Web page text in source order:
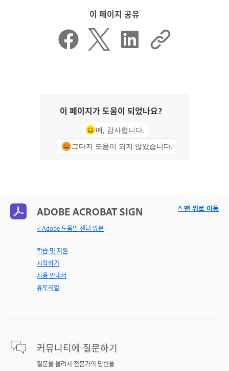
이 페이지 공유
이 페이지가 도움이 되었나요?
예, 감사합니다.
그다지 도움이 되지 않았습니다.
ADOBE ACROBAT SIGN
< Adobe 도움말 센터 방문
학습 및 지원
시작하기
사용 안내서
튜토리얼
커뮤니티에 질문하기
질문을 올려서 전문가의 답변을
^ 맨 위로 이동